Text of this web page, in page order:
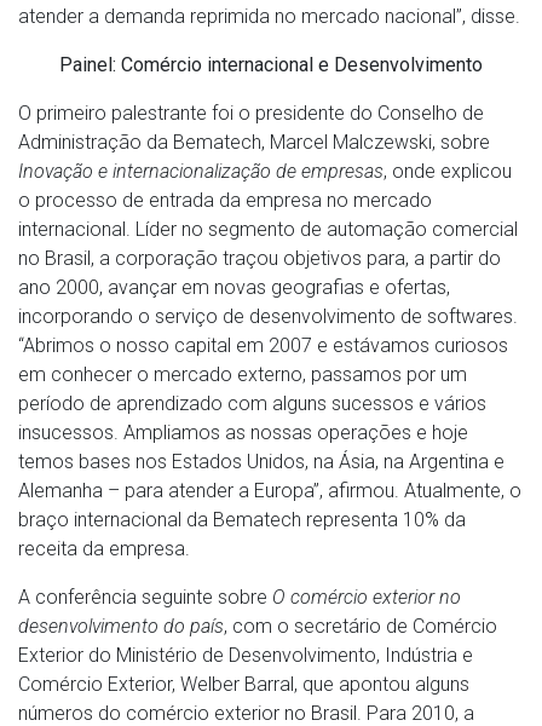
atender a demanda reprimida no mercado nacional”, disse.
Painel: Comércio internacional e Desenvolvimento
O primeiro palestrante foi o presidente do Conselho de
Administração da Bematech, Marcel Malczewski, sobre
Inovação e internacionalização de empresas, onde explicou
o processo de entrada da empresa no mercado
internacional. Líder no segmento de automação comercial
no Brasil, a corporação traçou objetivos para, a partir do
ano 2000, avançar em novas geografias e ofertas,
incorporando o serviço de desenvolvimento de softwares.
“Abrimos o nosso capital em 2007 e estávamos curiosos
em conhecer o mercado externo, passamos por um
período de aprendizado com alguns sucessos e vários
insucessos. Ampliamos as nossas operações e hoje
temos bases nos Estados Unidos, na Ásia, na Argentina e
Alemanha – para atender a Europa”, afirmou. Atualmente, o
braço internacional da Bematech representa 10% da
receita da empresa.
A conferência seguinte sobre O comércio exterior no
desenvolvimento do país, com o secretário de Comércio
Exterior do Ministério de Desenvolvimento, Indústria e
Comércio Exterior, Welber Barral, que apontou alguns
números do comércio exterior no Brasil. Para 2010, a